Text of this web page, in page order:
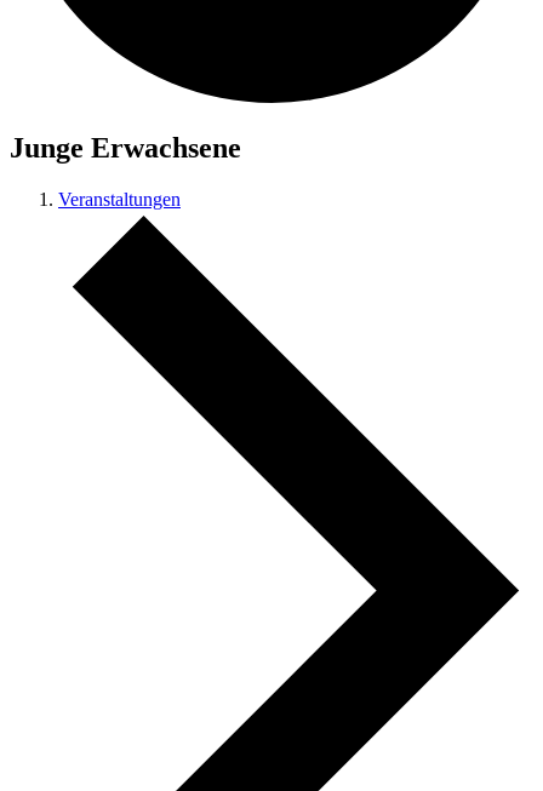
Junge Erwachsene
Veranstaltungen